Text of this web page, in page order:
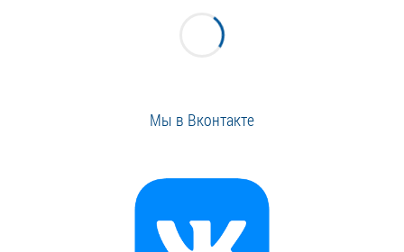
Мы в Вконтакте